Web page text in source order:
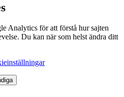
Analytics för att förstå hur sajten
Du kan när som helst ändra ditt